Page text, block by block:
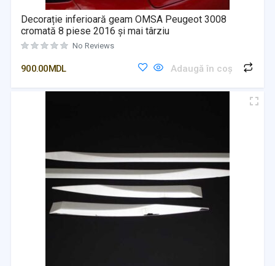
Decorație inferioară geam OMSA Peugeot 3008
cromată 8 piese 2016 și mai târziu
No Reviews
900.00MDL Adaugă în coș